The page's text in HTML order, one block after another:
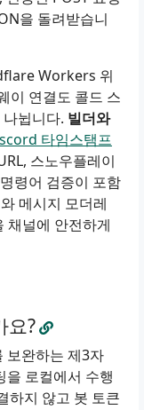
을 돌려받습니
Workers 위
이 연결도 콜드 스
뉩니다. 빌더와
타임스탬프
스노우플레이
령어 검증이 포함
메시지 모더레
채널에 안전하게
요?
보완하는 제3자
을 로컬에서 수행
하지 않고 봇 토큰